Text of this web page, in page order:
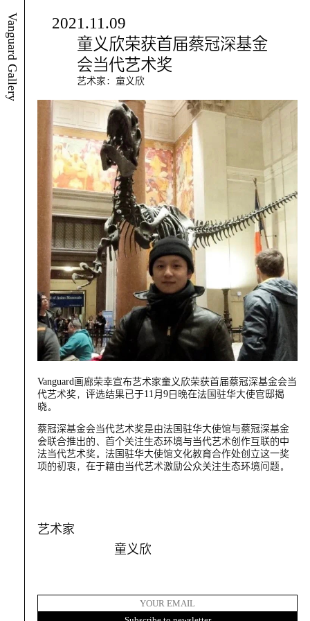
Vanguard Gallery
2021.11.09
童义欣荣获首届蔡冠深基金
会当代艺术奖
艺术家：童义欣
Vanguard画廊荣幸宣布艺术家童义欣荣获首届蔡冠深基金会当
代艺术奖，评选结果已于11月9日晚在法国驻华大使官邸揭
晓。
蔡冠深基金会当代艺术奖是由法国驻华大使馆与蔡冠深基金
会联合推出的、首个关注生态环境与当代艺术创作互联的中
法当代艺术奖。法国驻华大使馆文化教育合作处创立这一奖
项的初衷，在于籍由当代艺术激励公众关注生态环境问题。
艺术家
童义欣